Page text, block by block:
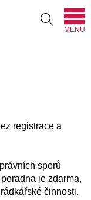
MENU
registrace a
sporů
je zdarma,
činnosti.